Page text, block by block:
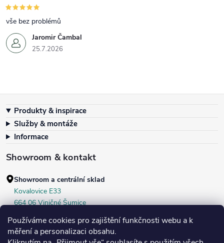
Používáme cookies pro zajištění funkčnosti webu a k
měření a personalizaci obsahu.
Jaromir Čambal
25.7.2026
vše bez problémů
Produkty & inspirace
Služby & montáže
Informace
Showroom & kontakt
Showroom a centrální sklad
Kovalovice E33
664 06 Viničné Šumice
+420 604 536 499